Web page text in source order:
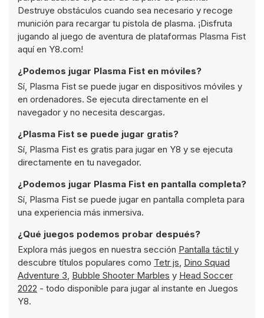
Destruye obstáculos cuando sea necesario y recoge
munición para recargar tu pistola de plasma. ¡Disfruta
jugando al juego de aventura de plataformas Plasma Fist
aquí en Y8.com!
¿Podemos jugar Plasma Fist en móviles?
Sí, Plasma Fist se puede jugar en dispositivos móviles y
en ordenadores. Se ejecuta directamente en el
navegador y no necesita descargas.
¿Plasma Fist se puede jugar gratis?
Sí, Plasma Fist es gratis para jugar en Y8 y se ejecuta
directamente en tu navegador.
¿Podemos jugar Plasma Fist en pantalla completa?
Sí, Plasma Fist se puede jugar en pantalla completa para
una experiencia más inmersiva.
¿Qué juegos podemos probar después?
Explora más juegos en nuestra sección Pantalla táctil y
descubre títulos populares como Tetr js, Dino Squad
Adventure 3, Bubble Shooter Marbles y Head Soccer
2022 - todo disponible para jugar al instante en Juegos
Y8.